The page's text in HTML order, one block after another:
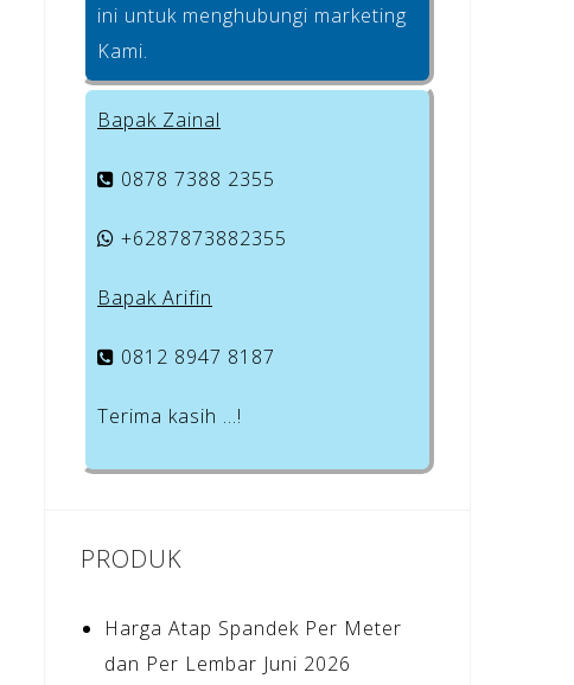
ini untuk menghubungi marketing
Kami.
Bapak Zainal
0878 7388 2355
+6287873882355
Bapak Arifin
0812 8947 8187
Terima kasih …!
PRODUK
Harga Atap Spandek Per Meter
dan Per Lembar Juni 2026